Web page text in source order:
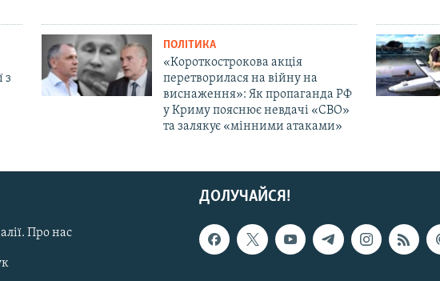
з
ПОЛІТИКА
«Короткострокова акція
перетворилася на війну на
виснаження»: Як пропаганда РФ
у Криму пояснює невдачі «СВО»
та залякує «мінними атаками»
ДОЛУЧАЙСЯ!
Про нас